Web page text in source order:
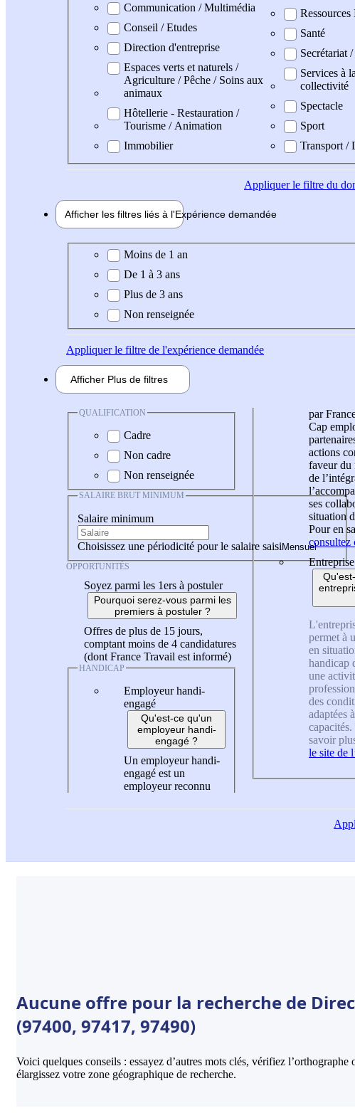
Communication / Multimédia
Conseil / Etudes
Direction d'entreprise
Espaces verts et naturels /
Agriculture / Pêche / Soins aux
animaux
Hôtellerie - Restauration /
Tourisme / Animation
Immobilier
Santé
Secrétariat
Services à
collectivité
Spectacle
Sport
Transport /
Appliquerle filtre du
Afficher les filtres liés à l'Expérience demandée
Expérience demandée
Moins de 1 an
De 1 à 3 ans
Plus de 3 ans
Non renseignée
Appliquerle filtre de l'expérience demandée
Afficher Plus de filtres
QUALIFICATION
Cadre
Non cadre
Non renseignée
SALAIRE BRUT MINIMUM
Salaire minimum
Choisissez une périodicité pour le salaire saisi
OPPORTUNITÉS
Soyez parmi les 1ers à postuler
Pourquoi serez-vous parmi les
premiers à postuler ?
Offres de plus de 15 jours,
comptant moins de 4 candidatures
(dont France Travail est informé)
HANDICAP
Employeur handi-
engagé
Qu'est-ce qu'un
employeur handi-
engagé ?
Un employeur handi-
engagé est un
employeur reconnu
par
Cap
actions
faveur du
de
ses
situation
Pour en
consultez
permet à
en
handicap
une
des
adaptées
savoir
le site de
Aucune offre pour la recherche de
(97400, 97417, 97490)
Voici quelques conseils : essayez d’autres mots clés, vérifiez l’orthographe
élargissez votre zone géographique de recherche.